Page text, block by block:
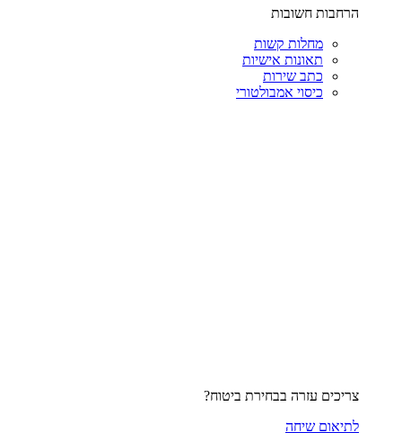
הרחבות חשובות
מחלות קשות
תאונות אישיות
כתב שירות
כיסוי אמבולטורי
צריכים עזרה בבחירת ביטוח?
לתיאום שיחה